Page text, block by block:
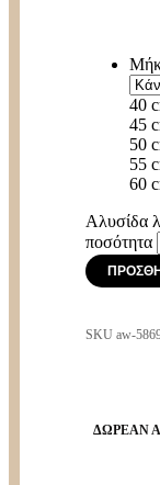
40
45
50
55
60
Αλυσίδα
ποσότητα
SKU aw-
ΔΩΡΕΑΝ